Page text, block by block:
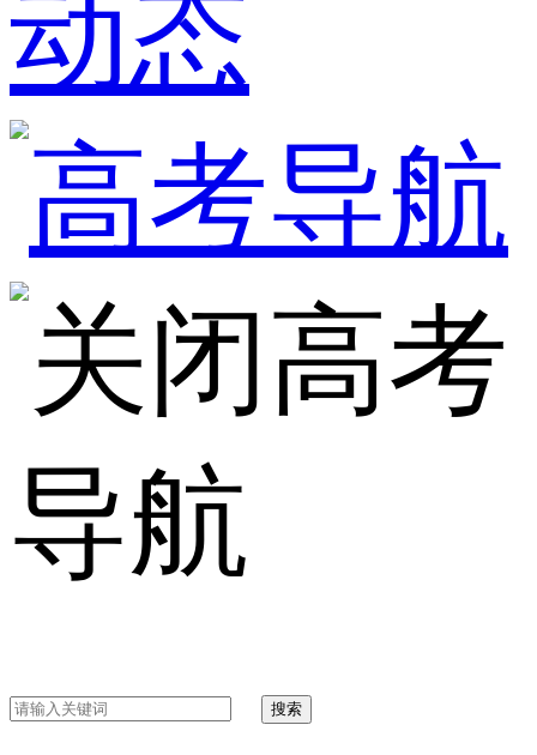
动态
高考
导航
搜索